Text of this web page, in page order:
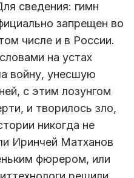
сведения: гимн
запрещен во
числе и в России.
на устах
войну, унесшую
с этим лозунгом
и творилось зло,
никогда не
Иринчей Матханов
фюрером, или